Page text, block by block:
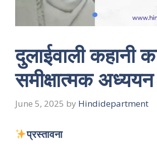
दुलाईवाली कहानी
समीक्षात्मक अध्ययन
June 5, 2025 by Hindidepartment
प्रस्तावना